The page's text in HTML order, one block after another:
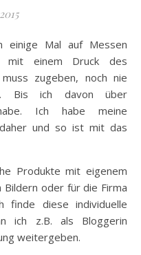
einige Mal auf Messen
mit einem Druck des
zugeben, noch nie
Bis ich davon über
Ich habe meine
und so ist mit das
Produkte mit eigenem
Bildern oder für die Firma
finde diese individuelle
ich z.B. als Bloggerin
weitergeben.